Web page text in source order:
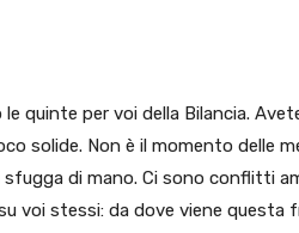
quinte per voi della Bilancia.
solide. Non è il momento delle
di mano. Ci sono conflitti
voi stessi: da dove viene questa